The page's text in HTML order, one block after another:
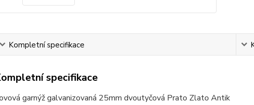
Kompletní specifikace
specifikace
garnýž galvanizovaná 25mm dvoutyčová Prato Zlato Antik